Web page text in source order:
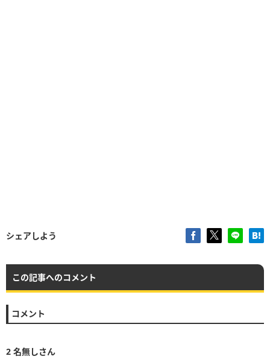
シェアしよう
この記事へのコメント
コメント
2 名無しさん